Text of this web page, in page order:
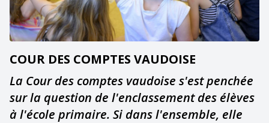
COUR DES COMPTES VAUDOISE
La Cour des comptes vaudoise s'est penchée
sur la question de l'enclassement des élèves
à l'école primaire. Si dans l'ensemble, elle